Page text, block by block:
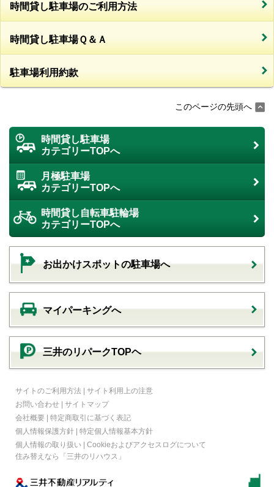
時間貸し駐車場のご利用方法
時間貸し駐車場Ｑ＆Ａ
駐車場利用約款
このページの先頭へ
時間貸し駐車場
カテゴリーTOPへ
月極駐車場
カテゴリーTOPへ
時間貸し自転車駐輪場
カテゴリーTOPへ
お出かけスポットの駐車場へ
マイパーキングへ
三井のリパークTOPヘ
サイトのご利用方法 | サイト利用上の注意
お問い合わせ | サイトマップ
会社概要 | 特定商取引に基づく表記
個人情報保護方針 | 特定個人情報基本方針
個人情報の取り扱い | Cookieおよびアクセスログについて
住み替えなら
「三井のリハウス」